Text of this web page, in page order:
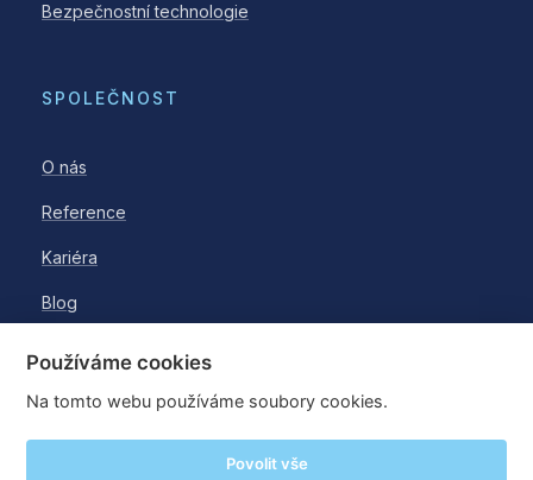
Bezpečnostní technologie
SPOLEČNOST
O nás
Reference
Kariéra
Blog
© 2026 WESTPOINT a.s.
Oznámení porušení práva·Akcionářský web
Používáme cookies
Na tomto webu používáme soubory cookies.
Povolit vše